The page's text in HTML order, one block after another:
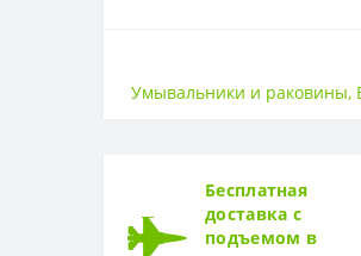
Страна
Умывальники и раковины,
Бесплатная
доставка с
подъемом в